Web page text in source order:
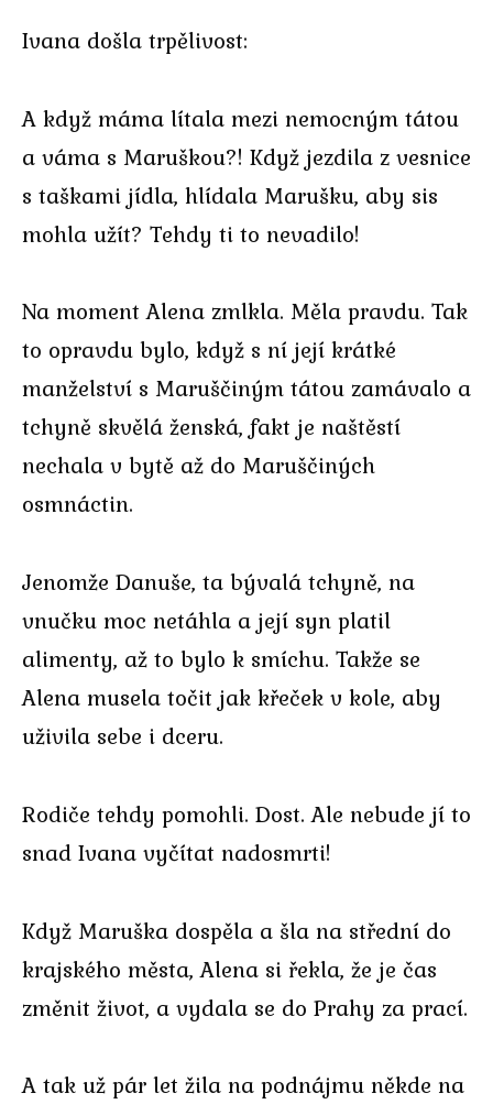
Ivana došla trpělivost:
A když máma lítala mezi nemocným tátou
a váma s Maruškou?! Když jezdila z vesnice
s taškami jídla, hlídala Marušku, aby sis
mohla užít? Tehdy ti to nevadilo!
Na moment Alena zmlkla. Měla pravdu. Tak
to opravdu bylo, když s ní její krátké
manželství s Maruščiným tátou zamávalo a
tchyně skvělá ženská, fakt je naštěstí
nechala v bytě až do Maruščiných
osmnáctin.
Jenomže Danuše, ta bývalá tchyně, na
vnučku moc netáhla a její syn platil
alimenty, až to bylo k smíchu. Takže se
Alena musela točit jak křeček v kole, aby
uživila sebe i dceru.
Rodiče tehdy pomohli. Dost. Ale nebude jí to
snad Ivana vyčítat nadosmrti!
Když Maruška dospěla a šla na střední do
krajského města, Alena si řekla, že je čas
změnit život, a vydala se do Prahy za prací.
A tak už pár let žila na podnájmu někde na